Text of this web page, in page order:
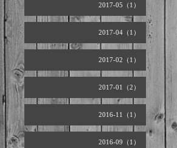
2017-05（1）
2017-04（1）
2017-02（1）
2017-01（2）
2016-11（1）
2016-09（1）